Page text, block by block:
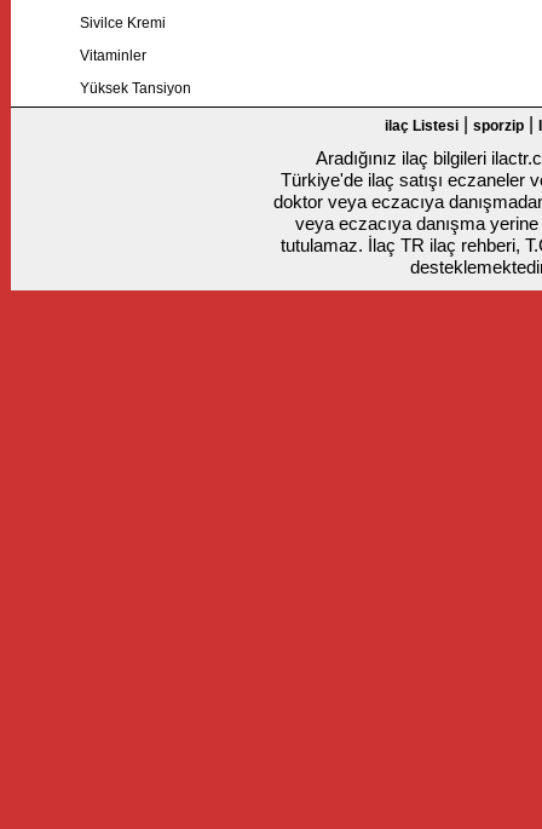
Sivilce Kremi
Vitaminler
Yüksek Tansiyon
ilaç Listesi sporzip
Aradığınız ilaç bilgileri
Türkiye'de ilaç satışı eczaneler
doktor veya eczacıya
veya eczacıya danışma
tutulamaz. İlaç TR ilaç rehberi,